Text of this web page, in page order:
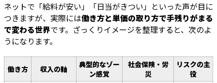
ネットで「給料が安い」「日当がきつい」といった声が目に
つきますが、実際には働き方と単価の取り方で手残りがまる
で変わる世界です。ざっくりイメージを整理すると、次のよ
うになります。
働き方 収入の軸
典型的なゾー
ン感覚
社会保険・労
災
リスクの主
役